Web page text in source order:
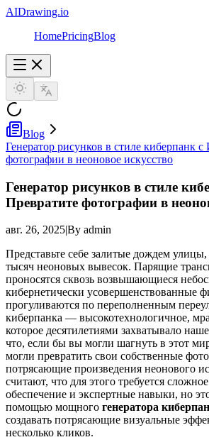
AIDrawing.io
HomePricingBlog
Blog
Генератор рисунков в стиле киберпанк
фотографии в неоновое искусство
Генератор рисунков в стиле
Превратите фотографии в
авг. 26, 2025|By admin
Представьте себе залитые дождем
тысяч неоновых вывесок. Парящие
проносятся сквозь возвышающиеся
кибернетически усовершенствованные
прогуливаются по переполненным
киберпанка — высокотехнологичное,
которое десятилетиями захватывало
что, если бы вы могли шагнуть в этот
могли превратить свои собственные
потрясающие произведения неонового
считают, что для этого требуется
обеспечение и экспертные навыки, но
помощью мощного генератора
создавать потрясающие визуальные
несколько кликов.